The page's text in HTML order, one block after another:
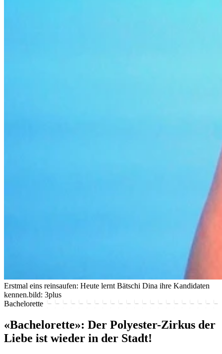
Erstmal eins reinsaufen: Heute lernt Bätschi Dina ihre Kandidaten
kennen.bild: 3plus
Bachelorette
«Bachelorette»: Der Polyester-Zirkus der
Liebe ist wieder in der Stadt!